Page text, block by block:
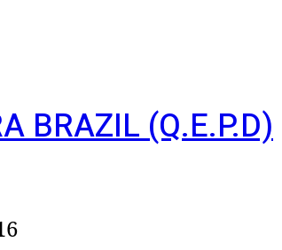
BRAZIL (Q.E.P.D)